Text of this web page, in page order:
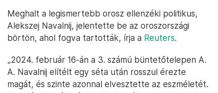
Meghalt a legismertebb orosz ellenzéki politikus,
Alekszej Navalnij, jelentette be az oroszországi
börtön, ahol fogva tartották, írja a Reuters.
„2024. február 16-án a 3. számú büntetőtelepen A.
A. Navalnij elítélt egy séta után rosszul érezte
magát, és szinte azonnal elvesztette az eszméletét.